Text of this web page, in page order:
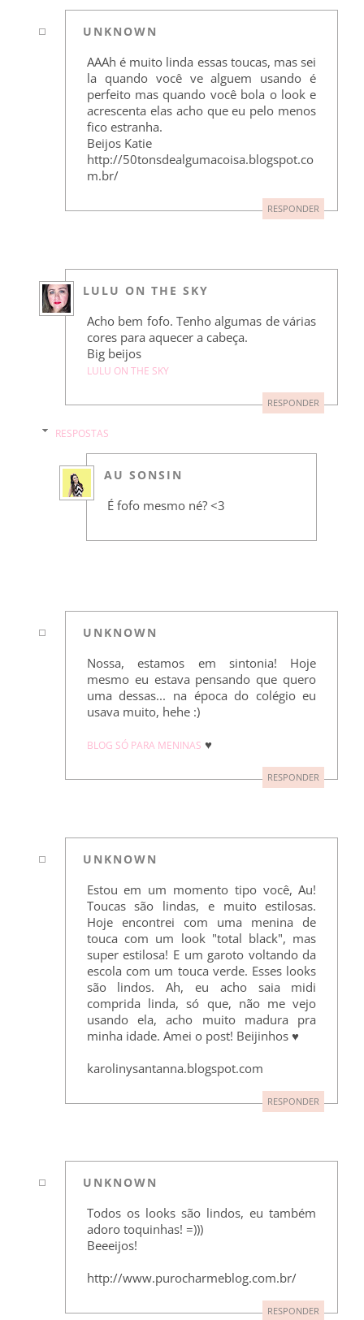
UNKNOWN
AAAh é muito linda essas toucas, mas sei
la quando você ve alguem usando é
perfeito mas quando você bola o look e
acrescenta elas acho que eu pelo menos
fico estranha.
Beijos Katie
http://50tonsdealgumacoisa.blogspot.co
m.br/
RESPONDER
LULU ON THE SKY
Acho bem fofo. Tenho algumas de várias
cores para aquecer a cabeça.
Big beijos
LULU ON THE SKY
RESPONDER
RESPOSTAS
AU SONSIN
É fofo mesmo né? <3
UNKNOWN
Nossa, estamos em sintonia! Hoje
mesmo eu estava pensando que quero
uma dessas... na época do colégio eu
usava muito, hehe :)
BLOG SÓ PARA MENINAS ♥
RESPONDER
UNKNOWN
Estou em um momento tipo você, Au!
Toucas são lindas, e muito estilosas.
Hoje encontrei com uma menina de
touca com um look "total black", mas
super estilosa! E um garoto voltando da
escola com um touca verde. Esses looks
são lindos. Ah, eu acho saia midi
comprida linda, só que, não me vejo
usando ela, acho muito madura pra
minha idade. Amei o post! Beijinhos ♥
karolinysantanna.blogspot.com
RESPONDER
UNKNOWN
Todos os looks são lindos, eu também
adoro toquinhas! =)))
Beeeijos!
http://www.purocharmeblog.com.br/
RESPONDER